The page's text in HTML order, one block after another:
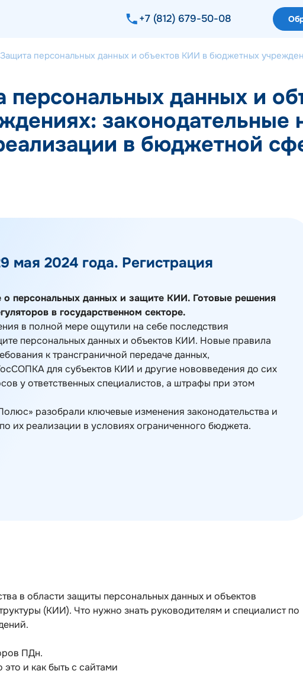
+7 (812) 679-50-08
персональных данных и объектов КИИ в бюджетных
персональных данных и
законодательные
в бюджетной
мая 2024 года. Регистрация
о персональных данных и защите КИИ. Готовые решения
в государственном секторе.
в полной мере ощутили на себе последствия
персональных данных и объектов КИИ. Новые правила
к трансграничной передаче данных,
для субъектов КИИ и другие нововведения до сих
у ответственных специалистов, а штрафы при этом
разобрали ключевые изменения законодательства и
их реализации в условиях ограниченного бюджета.
в области защиты персональных данных и объектов
(КИИ). Что нужно знать руководителям и специалист по
ПДн.
и как быть с сайтами